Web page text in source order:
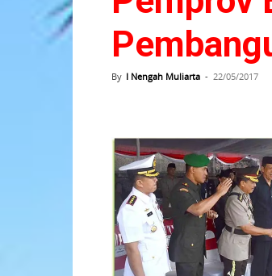
By I Nengah Muliarta - 22/05/2017